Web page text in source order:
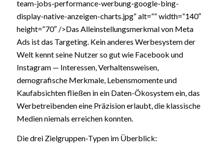
team-jobs-performance-werbung-google-bing-
display-native-anzeigen-charts.jpg“ alt=““ width=“140″
height=“70″ />Das Alleinstellungsmerkmal von Meta
Ads ist das Targeting. Kein anderes Werbesystem der
Welt kennt seine Nutzer so gut wie Facebook und
Instagram — Interessen, Verhaltensweisen,
demografische Merkmale, Lebensmomente und
Kaufabsichten fließen in ein Daten-Ökosystem ein, das
Werbetreibenden eine Präzision erlaubt, die klassische
Medien niemals erreichen konnten.
Die drei Zielgruppen-Typen im Überblick: